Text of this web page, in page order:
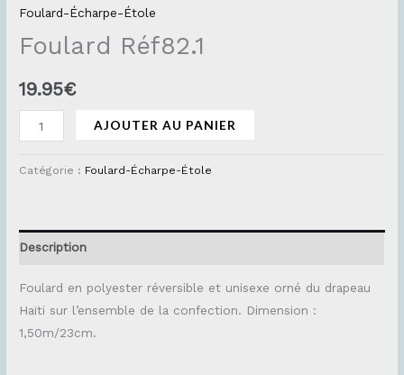
Foulard-Écharpe-Étole
Foulard Réf82.1
19.95€
AJOUTER AU PANIER
Catégorie : Foulard-Écharpe-Étole
Description
Foulard en polyester réversible et unisexe orné du drapeau
Haïti sur l’ensemble de la confection. Dimension :
1,50m/23cm.